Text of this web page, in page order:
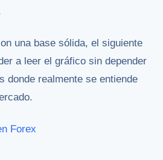
una base sólida, el siguiente
a leer el gráfico sin depender
donde realmente se entiende
Forex